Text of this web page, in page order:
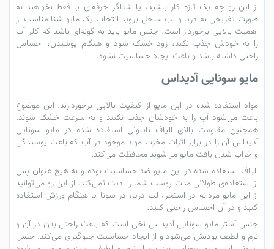
از این رو چه یک تازه کار باشید، یا شناگر حرفه‌ای یا فقط بخواهید به
صورت تفریحی به دریا و لب ساحل بروید انتخاب یکمایو شنا مناسب از
اهمیت بالایی برخوردار است. جنسمایو باید به گونه‌ای باشد که کلر آب
را به خودش جذب نکند، زود خشک شود و هنگام پوشیدن، احساس
راحتی داشته باشد و باعث ایجاد حساسیت نشود.
مایو سونایی آدیداس
مواد استفاده شده در این مایو از کیفیت بالایی برخوردارند. این موضوع
باعث می‌شود آب را به خودشان جذب نکنند و به سرعت خشک شوند.
همچنین مقاومت بالای الیاف نایلونی استفاده شده در مایو سونایی
آدیداس آن را در برابر اثرات مخرب مواد موجود در آب که باعث پوسیدگی
و خراب شدن بافت مایو می‌شوند محافظت می‌کند.
الیاف استفاده شده در این مایو ضد حساسیت بوده و به هیج عنوان پس
از استفاده‌ی طولانی مدت پوست شما را اذیت نمی‌کند. از این رو می‌توانید
از اینمایو مردانه در استخر، لب دریا، در سونا یا هنگام ورزش استفاده
کنید و در آن احساس راحتی کنید.
جنس آسترمایو سونایی آدیداس نخی است که باعث راحتی بدن در آن و
نرم و لطیف بودنش می‌شود و از ایجاد حساسیت جلوگیری می‌کند. جنس